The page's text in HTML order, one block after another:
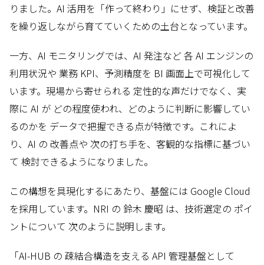
りました。AI 活用を「作って終わり」にせず、検証と改善
を繰り返しながら育てていくための土台となっています。
一方、AI モニタリングでは、AI 発注など 各 AI エンジンの
利用状況や 業務 KPI、予測精度を BI 画面上で可視化して
います。現場から寄せられる 定性的な声だけでなく、実
際に AI が どの程度使われ、どのように判断に影響してい
るのかを データで把握できる点が特徴です。これによ
り、AI の 改善点や 次の打ち手を、客観的な指標に基づい
て 検討できるようになりました。
この構想を具現化するにあたり、基盤には Google Cloud
を採用しています。NRI の 鈴木 慶昭 は、技術選定の ポイ
ントについて 次のように説明します。
「AI-HUB の 疎結合構造を支える API 管理基盤として